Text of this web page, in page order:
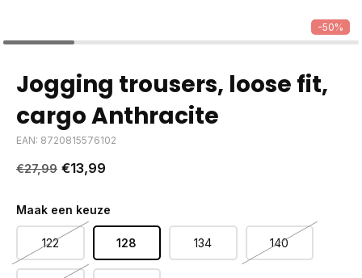
-50%
Jogging trousers, loose fit,
cargo Anthracite
EAN: 8720815576102
€27,99 €13,99
Maak een keuze
122 128 134 140